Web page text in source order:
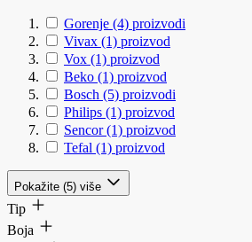
Gorenje (4) proizvodi
Vivax (1) proizvod
Vox (1) proizvod
Beko (1) proizvod
Bosch (5) proizvodi
Philips (1) proizvod
Sencor (1) proizvod
Tefal (1) proizvod
Pokažite (5) više
Tip
Boja